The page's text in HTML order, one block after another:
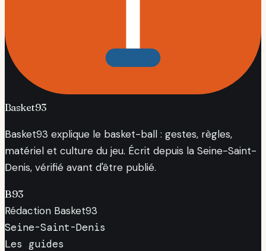
Basket93
Basket93 explique le basket-ball : gestes, règles,
matériel et culture du jeu. Écrit depuis la Seine-Saint-
Denis, vérifié avant d'être publié.
B93
Rédaction Basket93
Seine-Saint-Denis
Les guides